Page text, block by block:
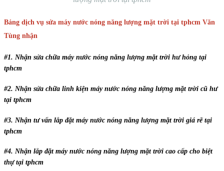
Bảng dịch vụ sửa máy nước nóng năng lượng mặt trời tại tphcm Văn
Tùng nhận
#1. Nhận sửa chữa máy nước nóng năng lượng mặt trời hư hỏng tại
tphcm
#2. Nhận sửa chữa linh kiện máy nước nóng năng lượng mặt trời cũ hư
tại tphcm
#3. Nhận tư vấn lắp đặt máy nước nóng năng lượng mặt trời giá rẽ tại
tphcm
#4. Nhận lắp đặt máy nước nóng năng lượng mặt trời cao cấp cho biệt
thự tại tphcm